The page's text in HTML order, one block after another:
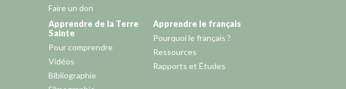
Faire un don
Apprendre de la Terre
Sainte
Pour comprendre
Vidéos
Bibliographie
Apprendre le français
Pourquoi le français ?
Ressources
Rapports et Études